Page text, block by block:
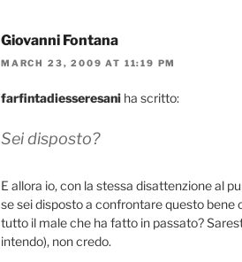
Giovanni Fontana
MARCH 23, 2009 AT 11:19 PM
farfintadiesseresani ha scritto:
Sei disposto?
E allora io, con la stessa disattenzione al
se sei disposto a confrontare questo bene
tutto il male che ha fatto in passato?
intendo), non credo.